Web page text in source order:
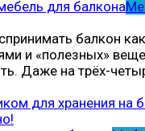
балкон
и «полезных»
Даже на трёх-
для хранения на